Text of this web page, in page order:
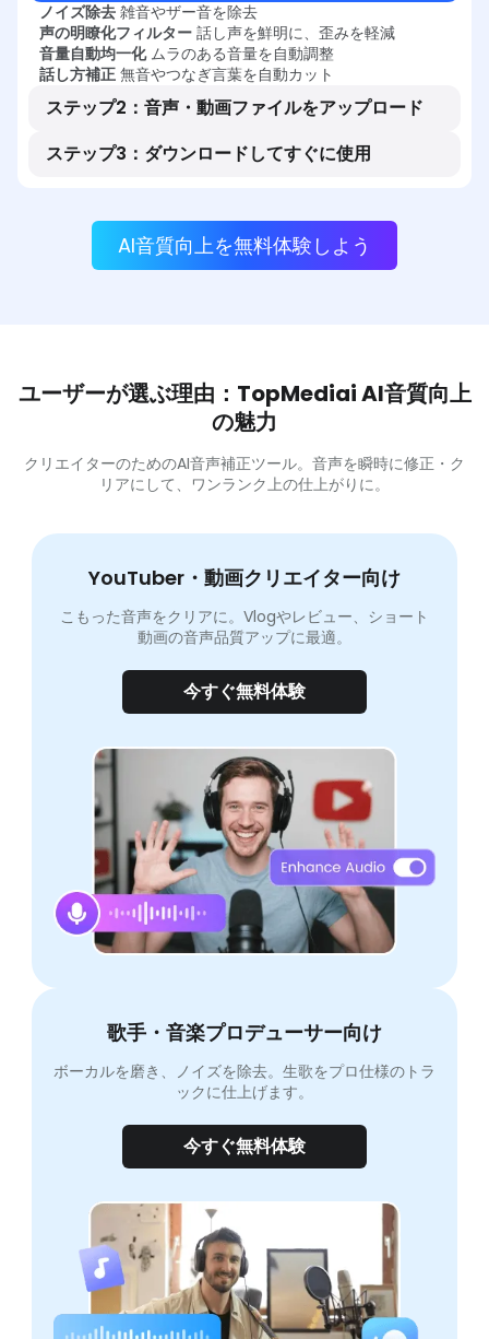
ノイズ除去 雑音やザー音を除去
声の明瞭化フィルター 話し声を鮮明に、歪みを軽減
音量自動均一化ムラのある音量を自動調整
話し方補正 無音やつなぎ言葉を自動カット
ステップ2：音声・動画ファイルをアップロード
ステップ3：ダウンロードしてすぐに使用
AI音質向上を無料体験しよう
ユーザーが選ぶ理由：TopMediai AI音質向上
の魅力
クリエイターのためのAI音声補正ツール。音声を瞬時に修正・ク
リアにして、ワンランク上の仕上がりに。
YouTuber・動画クリエイター向け
こもった音声をクリアに。Vlogやレビュー、ショート
動画の音声品質アップに最適。
今すぐ無料体験
歌手・音楽プロデューサー向け
ボーカルを磨き、ノイズを除去。生歌をプロ仕様のトラ
ックに仕上げます。
今すぐ無料体験